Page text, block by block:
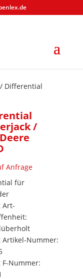
/ Differential
/
Anfrage
für
Art-
Artikel-Nummer:
F-Nummer: